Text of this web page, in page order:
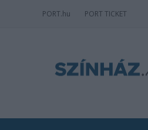
PORT.hu PORT TICKET